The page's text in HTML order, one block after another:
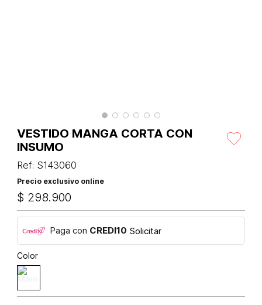
VESTIDO MANGA CORTA CON
INSUMO
Ref: S143060
Precio exclusivo online
$ 298.900
Paga con CREDI10 Solicitar
Color